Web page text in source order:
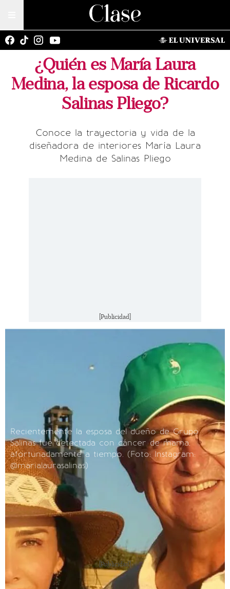
¿Quién es María Laura
Medina, la esposa de Ricardo
Salinas Pliego?
Conoce la trayectoria y vida de la
diseñadora de interiores María Laura
Medina de Salinas Pliego
[Publicidad]
Recientemente la esposa del dueño de Grupo
Salinas fue detectada con cáncer de mama,
afortunadamente a tiempo. (Foto: Instagram:
@marialaurasalinas)
[Publicidad]